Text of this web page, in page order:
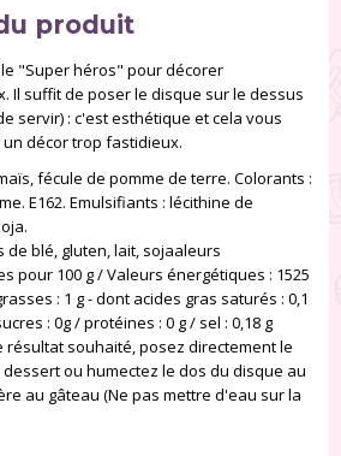
produit
"Super héros" pour décorer
Il suffit de poser le disque sur le dessus
servir) : c'est esthétique et cela vous
décor trop fastidieux.
fécule de pomme de terre. Colorants :
E162. Emulsifiants : lécithine de
de blé, gluten, lait, sojaaleurs
pour 100 g / Valeurs énergétiques : 1525
: 1 g - dont acides gras saturés : 0,1
: 0g / protéines : 0 g / sel : 0,18 g
résultat souhaité, posez directement le
ou humectez le dos du disque au
au gâteau (Ne pas mettre d'eau sur la